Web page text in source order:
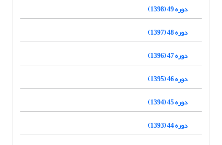
دوره 49 (1398)
دوره 48 (1397)
دوره 47 (1396)
دوره 46 (1395)
دوره 45 (1394)
دوره 44 (1393)